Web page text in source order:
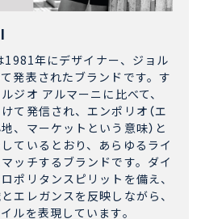
年にデザイナー、ジョル
発表されたブランドです。す
ジオ アルマーニに比べて、
て発信され、エンポリオ（エ
、マーケットという意味）と
ているとおり、あらゆるライ
ッチするブランドです。ダイ
ポリタンスピリットを備え、
エレガンスを反映しながら、
ルを表現しています。